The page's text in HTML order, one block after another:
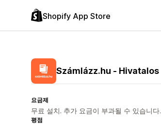
Shopify App Store
Számlázz.hu ‑ Hivatalos
요금제
무료 설치. 추가 요금이 부과될 수 있습니다.
평점